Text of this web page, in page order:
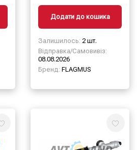
Додати до кошика
Залишилось: 2 шт.
Відправка/Самовивіз:
08.08.2026
Бренд: FLAGMUS